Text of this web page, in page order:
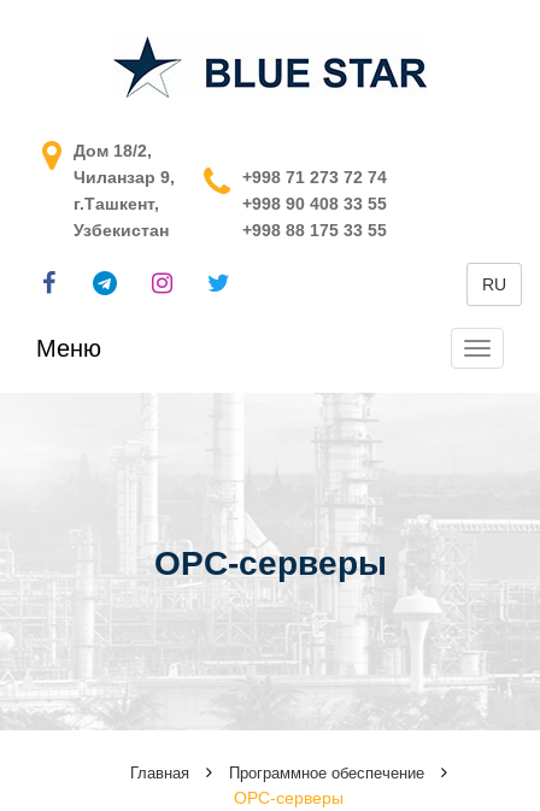
АСУ ТП в Узбекистане
Дом 18/2,
Чиланзар 9,
г.Ташкент,
Узбекистан
+998 71 273 72 74
+998 90 408 33 55
+998 88 175 33 55
RU
Меню
OPC-серверы
Главная Программное обеспечение
OPC-серверы